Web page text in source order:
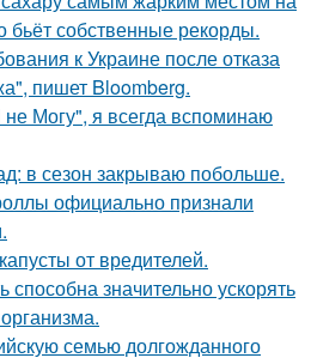
собственные рекорды.
к Украине после отказа
пишет Bloomberg.
Могу", я всегда вспоминаю
в сезон закрываю побольше.
официально признали
от вредителей.
способна значительно ускорять
семью долгожданного